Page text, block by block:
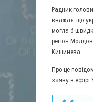
Радник
вважає, що
могла б
регіон
Кишинева.
Про це
заяву в ефірі